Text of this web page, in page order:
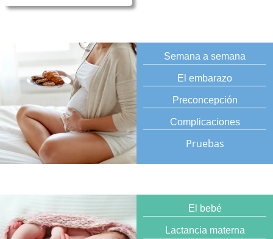
Semana a semana
El embarazo
Preconcepción
Complicaciones
Pruebas
El bebé
Lactancia materna